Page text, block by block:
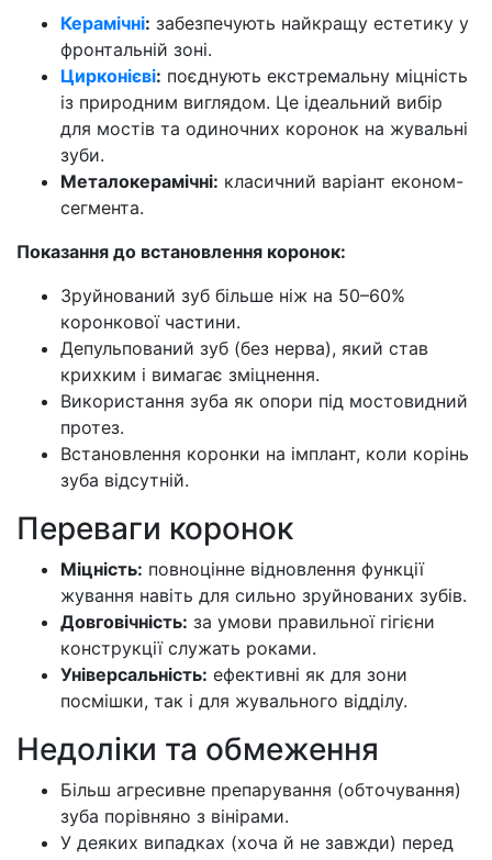
Керамічні: забезпечують найкращу естетику у
фронтальній зоні.
Цирконієві: поєднують екстремальну міцність
із природним виглядом. Це ідеальний вибір
для мостів та одиночних коронок на жувальні
зуби.
Металокерамічні: класичний варіант економ-
сегмента.
Показання до встановлення коронок:
Зруйнований зуб більше ніж на 50–60%
коронкової частини.
Депульпований зуб (без нерва), який став
крихким і вимагає зміцнення.
Використання зуба як опори під мостовидний
протез.
Встановлення коронки на імплант, коли корінь
зуба відсутній.
Переваги коронок
Міцність: повноцінне відновлення функції
жування навіть для сильно зруйнованих зубів.
Довговічність: за умови правильної гігієни
конструкції служать роками.
Універсальність: ефективні як для зони
посмішки, так і для жувального відділу.
Недоліки та обмеження
Більш агресивне препарування (обточування)
зуба порівняно з вінірами.
У деяких випадках (хоча й не завжди) перед